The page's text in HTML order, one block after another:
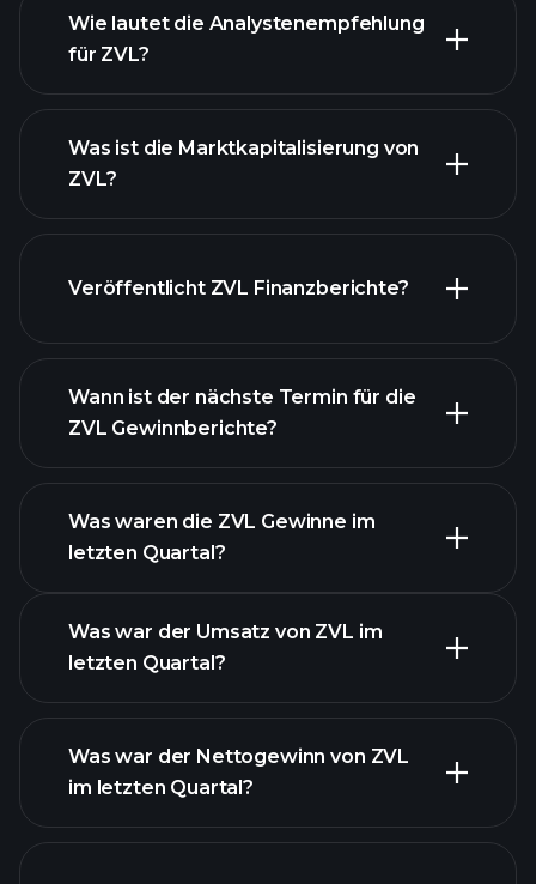
ZVL Diagramm
Wie lautet die Analystenempfehlung
für ZVL?
Was ist die Marktkapitalisierung von
ZVL?
Liste der Aktien
Veröffentlicht ZVL Finanzberichte?
Finanzberichte von
ZVL
Wann ist der nächste Termin für die
ZVL Gewinnberichte?
Was waren die ZVL Gewinne im
letzten Quartal?
ZVL Gewinnen
Was war der Umsatz von ZVL im
letzten Quartal?
finanzielle
Was war der Nettogewinn von ZVL
im letzten Quartal?